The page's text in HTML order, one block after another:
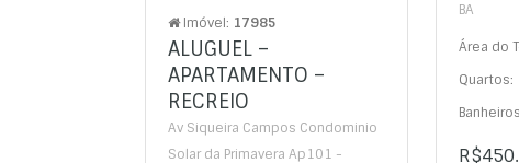
Imóvel: 17985
ALUGUEL –
APARTAMENTO –
RECREIO
Av Siqueira Campos Condominio
Solar da Primavera Ap101 -
BA
Área do
Quartos: